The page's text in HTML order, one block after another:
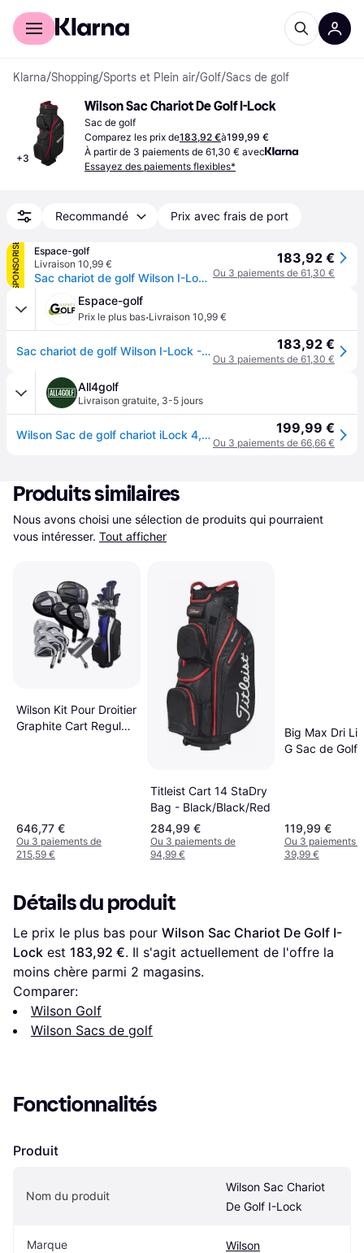
Acheter avec Klarna
Klarna/Shopping/Sports et Plein air/Golf/Sacs de golf
+3
Wilson Sac Chariot De Golf I-Lock
Sac de golf
Comparez les prix de183,92 €à199,99 €
À partir de 3 paiements de 61,30 € avec
Essayez des paiements flexibles*
Recommandé Prix avec frais de port
SPONSORISÉ
Espace-golf
Livraison 10,99 €
Sac chariot de golf Wilson I-Lock - Noir
183,92 €
Ou 3 paiements de 61,30 €
Espace-golf
Prix le plus bas·Livraison 10,99 €
Sac chariot de golf Wilson I-Lock - Noir 183,92 €
Ou 3 paiements de 61,30 €
All4golf
Livraison gratuite, 3-5 jours
Wilson Sac de golf chariot iLock 4, noir/blanc 199,99 €
Ou 3 paiements de 66,66 €
Produits similaires
Nous avons choisi une sélection de produits qui pourraient
vous intéresser. Tout afficher
Wilson Kit Pour Droitier
Graphite Cart Regular
646,77 €
Ou 3 paiements de
215,59 €
Titleist Cart 14 StaDry
Bag - Black/Black/Red
284,99 €
Ou 3 paiements de
94,99 €
Big Max Dri
G Sac de Golf
119,99 €
Ou 3 paiements
39,99 €
Détails du produit
Le prix le plus bas pour Wilson Sac Chariot De Golf I-
Lock est 183,92 €. Il s'agit actuellement de l'offre la
moins chère parmi 2 magasins.
Comparer:
Wilson Golf
Wilson Sacs de golf
Fonctionnalités
Produit
Nom du produit
Wilson Sac Chariot
De Golf I-Lock
Marque Wilson